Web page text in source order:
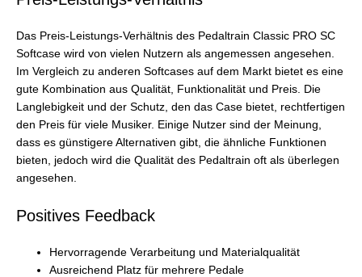
Das Preis-Leistungs-Verhältnis des Pedaltrain Classic PRO SC
Softcase wird von vielen Nutzern als angemessen angesehen.
Im Vergleich zu anderen Softcases auf dem Markt bietet es eine
gute Kombination aus Qualität, Funktionalität und Preis. Die
Langlebigkeit und der Schutz, den das Case bietet, rechtfertigen
den Preis für viele Musiker. Einige Nutzer sind der Meinung,
dass es günstigere Alternativen gibt, die ähnliche Funktionen
bieten, jedoch wird die Qualität des Pedaltrain oft als überlegen
angesehen.
Positives Feedback
Hervorragende Verarbeitung und Materialqualität
Ausreichend Platz für mehrere Pedale